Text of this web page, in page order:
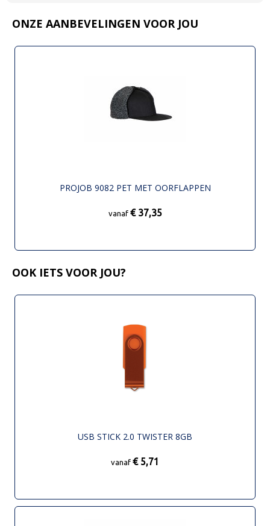
ONZE AANBEVELINGEN VOOR JOU
PROJOB 9082 PET MET OORFLAPPEN
vanaf € 37,35
OOK IETS VOOR JOU?
USB STICK 2.0 TWISTER 8GB
vanaf € 5,71